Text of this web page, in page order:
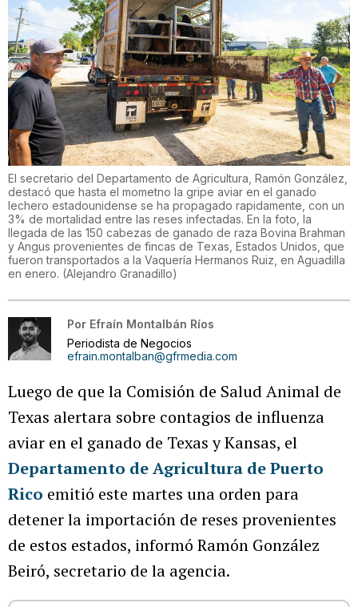
El secretario del Departamento de Agricultura, Ramón González,
destacó que hasta el mometno la gripe aviar en el ganado
lechero estadounidense se ha propagado rapidamente, con un
3% de mortalidad entre las reses infectadas. En la foto, la
llegada de las 150 cabezas de ganado de raza Bovina Brahman
y Angus provenientes de fincas de Texas, Estados Unidos, que
fueron transportados a la Vaquería Hermanos Ruiz, en Aguadilla
en enero. (Alejandro Granadillo)
Por Efraín Montalbán Ríos
Periodista de Negocios
efrain.montalban@gfrmedia.com
Luego de que la Comisión de Salud Animal de
Texas alertara sobre contagios de influenza
aviar en el ganado de Texas y Kansas, el
Departamento de Agricultura de Puerto
Rico emitió este martes una orden para
detener la importación de reses provenientes
de estos estados, informó Ramón González
Beiró, secretario de la agencia.